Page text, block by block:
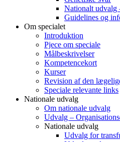
Nationalt udvalg
Guidelines og
Om specialet
Introduktion
Pjece om speciale
Målbeskrivelser
Kompetencekort
Kurser
Revision af den
Speciale relevante links
Nationale udvalg
Om nationale udvalg
Udvalg –
Nationale udvalg
Udvalg for